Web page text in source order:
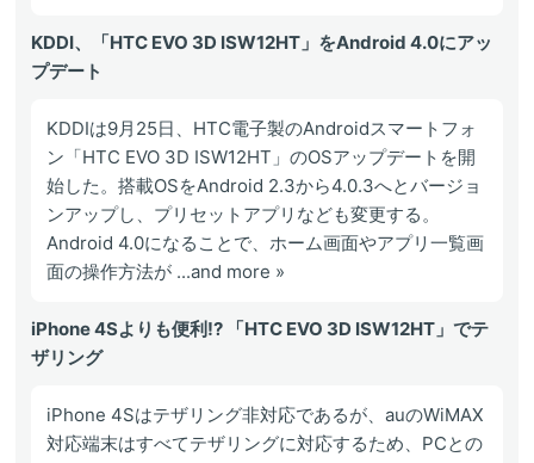
KDDI、「HTC EVO 3D ISW12HT」をAndroid 4.0にアッ
プデート
KDDIは9月25日、HTC電子製のAndroidスマートフォ
ン「HTC EVO 3D ISW12HT」のOSアップデートを開
始した。搭載OSをAndroid 2.3から4.0.3へとバージョ
ンアップし、プリセットアプリなども変更する。
Android 4.0になることで、ホーム画面やアプリ一覧画
面の操作方法が ...and more »
iPhone 4Sよりも便利!? 「HTC EVO 3D ISW12HT」でテ
ザリング
iPhone 4Sはテザリング非対応であるが、auのWiMAX
対応端末はすべてテザリングに対応するため、PCとの